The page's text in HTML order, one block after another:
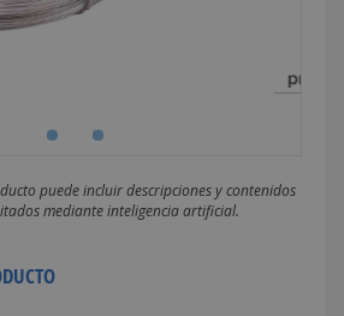
puede incluir descripciones y contenidos
mediante inteligencia artificial.